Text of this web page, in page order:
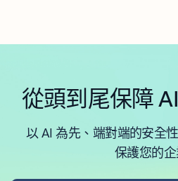
從頭到尾保障
以 AI 為先、端對端的安全
保護您的企